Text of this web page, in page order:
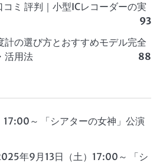
ミ 評判｜小型ICレコーダーの実
93
計の選び方とおすすめモデル完全
活用法
88
～ 「シアターの女神」公演
年9月13日（土）17:00～ 「シ